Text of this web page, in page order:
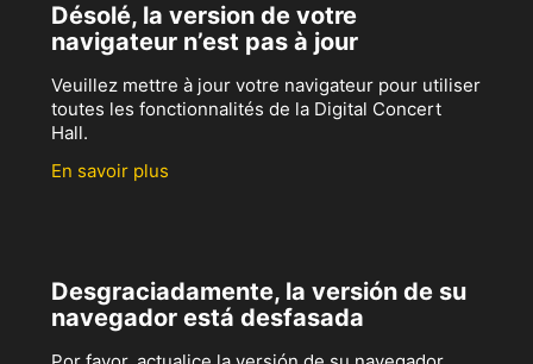
Désolé, la version de votre
navigateur n’est pas à jour
Veuillez mettre à jour votre navigateur pour utiliser
toutes les fonctionnalités de la Digital Concert
Hall.
En savoir plus
Desgraciadamente, la versión de su
navegador está desfasada